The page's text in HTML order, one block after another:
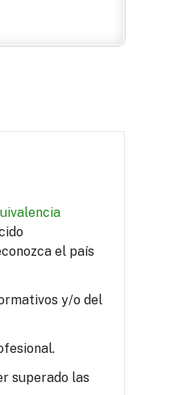
el país
y/o del
superado las